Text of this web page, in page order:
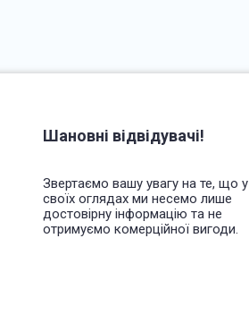
Шановні відвідувачі!
Звертаємо вашу увагу на те, що у
своїх оглядах ми несемо лише
достовірну інформацію та не
отримуємо комерційної вигоди.